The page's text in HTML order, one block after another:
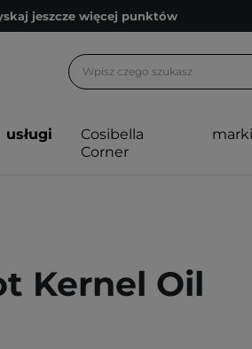
jeszcze więcej punktów
kosmetologiczne
jeszcze więcej punktów
usługi
Cosibella
Corner
marki
Kernel Oil